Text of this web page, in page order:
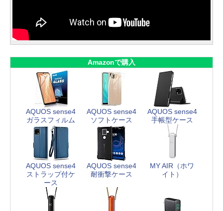
Amazonで購入
AQUOS sense4
ガラスフィルム
AQUOS sense4
ソフトケース
AQUOS sense4
手帳型ケース
AQUOS sense4
ストラップ付ケ
ース
AQUOS sense4
耐衝撃ケース
MY AIR（ホワ
イト）